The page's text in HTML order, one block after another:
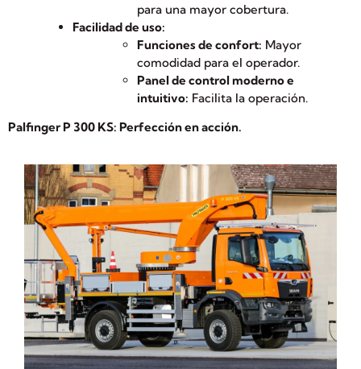
para una mayor cobertura.
Facilidad de uso:
Funciones de confort: Mayor
comodidad para el operador.
Panel de control moderno e
intuitivo: Facilita la operación.
Palfinger P 300 KS: Perfección en acción.